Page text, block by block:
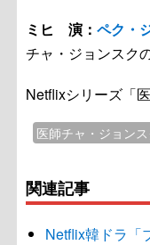
ミヒ 演： ペク・
チャ・ジョンスク
Netflixシリーズ「
医師チャ・ジョンス
関連記事
Netflix韓ドラ「